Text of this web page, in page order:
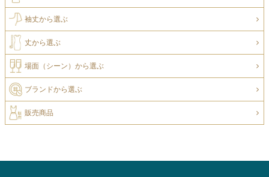
袖丈から選ぶ
丈から選ぶ
場面（シーン）から選ぶ
ブランドから選ぶ
販売商品